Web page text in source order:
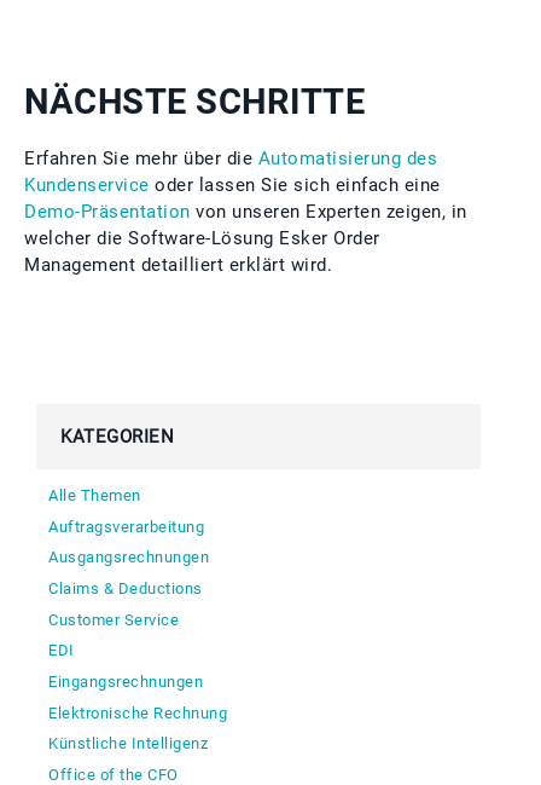
NÄCHSTE SCHRITTE
Erfahren Sie mehr über die Automatisierung des
Kundenservice oder lassen Sie sich einfach eine
Demo-Präsentation von unseren Experten zeigen, in
welcher die Software-Lösung Esker Order
Management detailliert erklärt wird.
KATEGORIEN
Alle Themen
Auftragsverarbeitung
Ausgangsrechnungen
Claims & Deductions
Customer Service
EDI
Eingangsrechnungen
Elektronische Rechnung
Künstliche Intelligenz
Office of the CFO